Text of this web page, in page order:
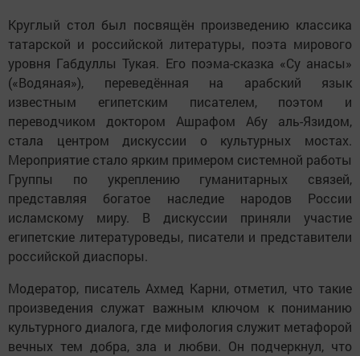
Круглый стол был посвящён произведению классика
татарской и российской литературы, поэта мирового
уровня Габдуллы Тукая. Его поэма-сказка «Су анасы»
(«Водяная»), переведённая на арабский язык
известным египетским писателем, поэтом и
переводчиком доктором Ашрафом Абу аль-Язидом,
стала центром дискуссии о культурных мостах.
Мероприятие стало ярким примером системной работы
Группы по укреплению гуманитарных связей,
представляя богатое наследие народов России
исламскому миру. В дискуссии приняли участие
египетские литературоведы, писатели и представители
российской диаспоры.
Модератор, писатель Ахмед Карни, отметил, что такие
произведения служат важным ключом к пониманию
культурного диалога, где мифология служит метафорой
вечных тем добра, зла и любви. Он подчеркнул, что